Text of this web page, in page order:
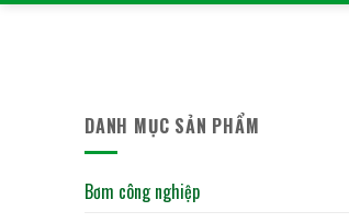
DANH MỤC SẢN PHẨM
Bơm công nghiệp